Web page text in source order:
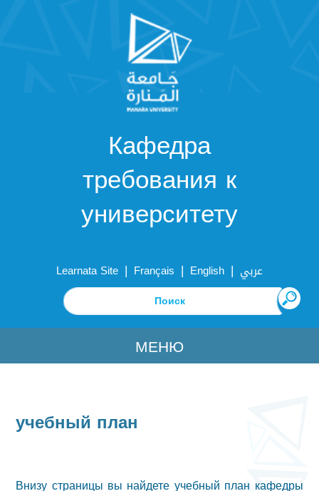
Кафедра
требования к
университету
Learnata Site | Français | English | عربي
МЕНЮ
учебный план
Внизу страницы вы найдете учебный план кафедры